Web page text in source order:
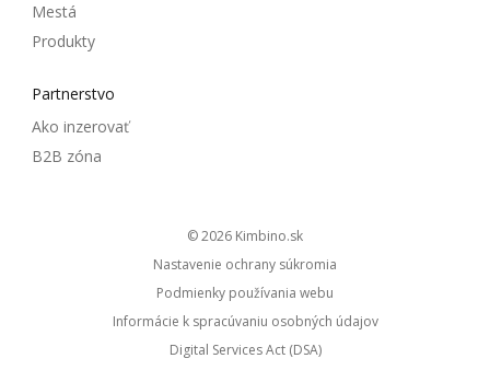
Mestá
Produkty
Partnerstvo
Ako inzerovať
B2B zóna
© 2026
kimbino.sk
Nastavenie ochrany súkromia
Podmienky používania webu
Informácie k spracúvaniu osobných údajov
Digital Services Act (DSA)